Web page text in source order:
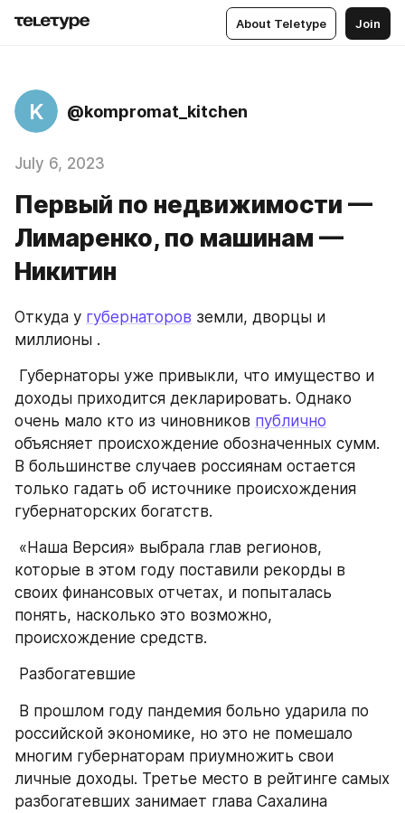
About Teletype Join
K @kompromat_kitchen
July 6, 2023
Первый по недвижимости —
Лимаренко, по машинам —
Никитин
Откуда у губернаторов земли, дворцы и
миллионы .
доходы приходится декларировать. Однако
очень мало кто из чиновников публично
объясняет происхождение обозначенных сумм.
В большинстве случаев россиянам остается
только гадать об источнике происхождения
губернаторских богатств.
которые в этом году поставили рекорды в
своих финансовых отчетах, и попыталась
понять, насколько это возможно,
происхождение средств.
Разбогатевшие
российской экономике, но это не помешало
многим губернаторам приумножить свои
личные доходы. Третье место в рейтинге самых
разбогатевших занимает глава Сахалина